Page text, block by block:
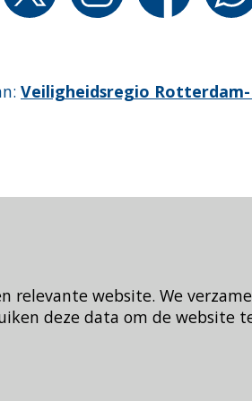
relevante website. We
deze data om de website
: Veiligheidsregio